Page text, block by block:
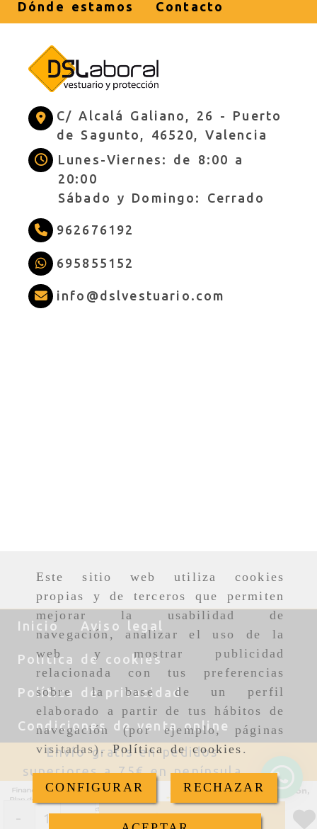
Este sitio web utiliza cookies
propias y de terceros que permiten
mejorar la usabilidad de
navegación, analizar el uso de la
web y mostrar publicidad
relacionada con tus preferencias
sobre la base de un perfil
elaborado a partir de tus hábitos de
navegación (por ejemplo, páginas
visitadas).Política de cookies .
CONFIGURAR RECHAZAR
- +
Dónde estamos Contacto
C/ Alcalá Galiano, 26 - Puerto
de Sagunto, 46520, Valencia
Lunes-Viernes: de 8:00 a
20:00
Sábado y Domingo: Cerrado
962676192
695855152
info dslvestuario.com
Inicio Aviso legal
Política de cookies
Política de privacidad
Condiciones de venta online
Envío gratis en pedidos
superiores a 75€ en península